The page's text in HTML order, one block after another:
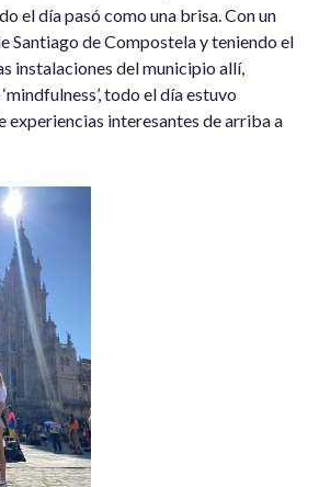
el día pasó como una brisa. Con un
Santiago de Compostela y teniendo el
instalaciones del municipio allí,
todo el día estuvo
experiencias interesantes de arriba a